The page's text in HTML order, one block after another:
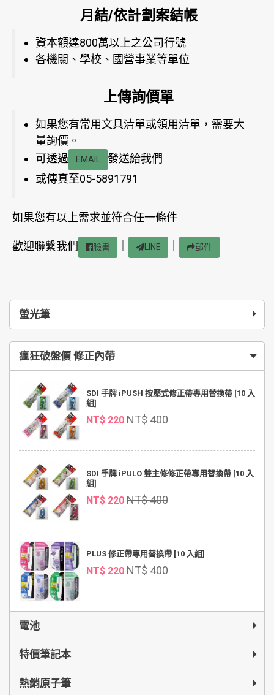
螢光筆
瘋狂破盤價 修正內帶
SDI 手牌 iPUSH 按壓式修正帶專用替換帶 [10 入
組]
NT$ 220 NT$ 400
SDI 手牌 iPULO 雙主修修正帶專用替換帶 [10 入
組]
NT$ 220 NT$ 400
PLUS 修正帶專用替換帶 [10 入組]
NT$ 220 NT$ 400
電池
特價筆記本
熱銷原子筆
月結/依計劃案結帳
資本額達800萬以上之公司行號
各機關、學校、國營事業等單位
上傳詢價單
如果您有常用文具清單或領用清單，需要大
量詢價。
可透過
EMAIL
發送給我們
或傳真至05-5891791
如果您有以上需求並符合任一條件
歡迎聯繫我們 臉書 LINE 郵件